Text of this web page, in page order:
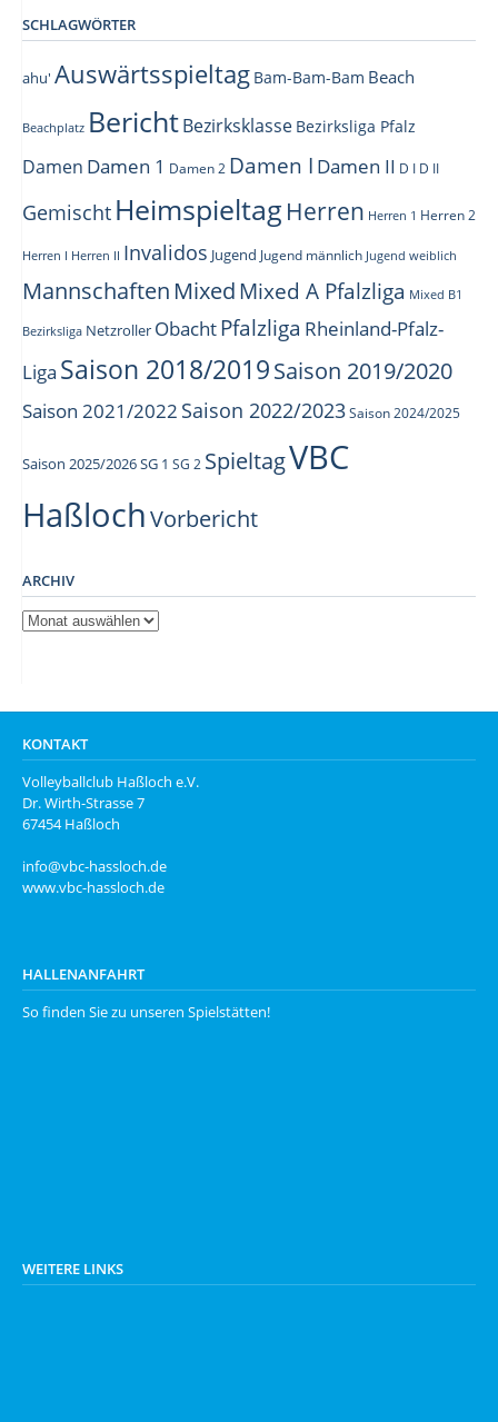
SCHLAGWÖRTER
ahu' Auswärtsspieltag Bam-Bam-Bam Beach
Beachplatz BerichtBezirksklasse Bezirksliga Pfalz
Damen Damen 1 Damen 2 Damen I Damen II D I D II
Gemischt Heimspieltag Herren Herren 1 Herren 2
Herren I Herren II Invalidos Jugend Jugend männlich Jugend weiblich
Mannschaften MixedMixed A Pfalzliga Mixed B1
Bezirksliga Netzroller ObachtPfalzliga Rheinland-Pfalz-
Liga Saison 2018/2019Saison 2019/2020
Saison 2021/2022 Saison 2022/2023 Saison 2024/2025
Saison 2025/2026SG 1 SG 2 SpieltagVBC
HaßlochVorbericht
ARCHIV
Archiv
KONTAKT
Volleyballclub Haßloch e.V.
Dr. Wirth-Strasse 7
67454 Haßloch
info@vbc-hassloch.de
www.vbc-hassloch.de
HALLENANFAHRT
So finden Sie zu unseren Spielstätten!
WEITERE LINKS